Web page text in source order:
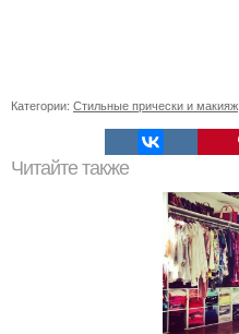
Категории: Стильные прически и макияж
Читайте также